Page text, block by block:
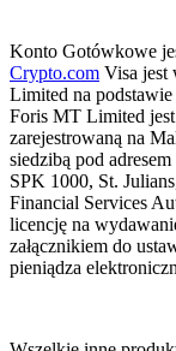
Konto Gotówkowe
Crypto.com Visa jest
Limited na
Foris MT Limited jest
zarejestrowaną na
siedzibą pod
SPK 1000, St.
Financial Services
licencję na
załącznikiem do
pieniądza